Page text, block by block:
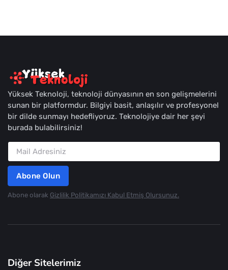
Yüksek Teknoloji, teknoloji dünyasının en son gelişmelerini
sunan bir platformdur. Bilgiyi basit, anlaşılır ve profesyonel
bir dilde sunmayı hedefliyoruz. Teknolojiye dair her şeyi
burada bulabilirsiniz!
Abone Olun
Abone olarak Gizlilik Politikamızı Kabul Etmiş Olursunuz.
Diğer Sitelerimiz